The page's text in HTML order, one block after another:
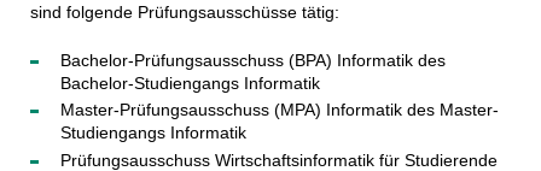
sind folgende Prüfungsausschüsse tätig:
Bachelor-Prüfungsausschuss (BPA) Informatik des
Bachelor-Studiengangs Informatik
Master-Prüfungsausschuss (MPA) Informatik des Master-
Studiengangs Informatik
Prüfungsausschuss Wirtschaftsinformatik für Studierende